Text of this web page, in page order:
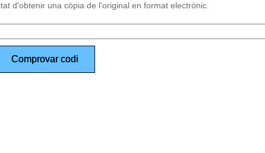
d'obtenir una còpia de l'original en format electrònic.